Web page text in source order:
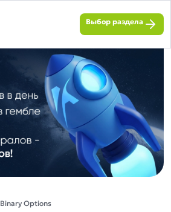
Выбор раздела
Binary Options